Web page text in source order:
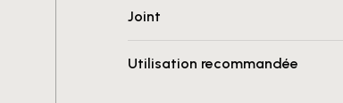
Joint
Utilisation recommandée